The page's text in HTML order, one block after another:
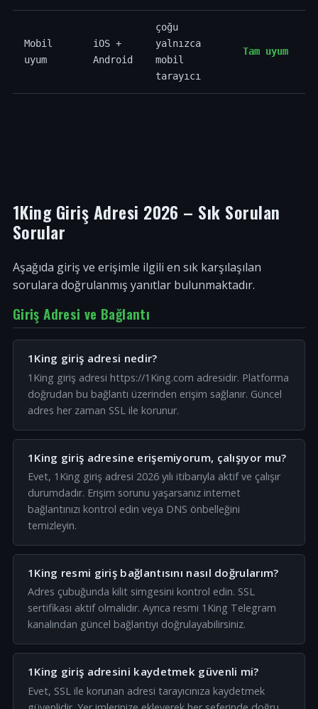
Mobil
uyum
iOS +
Android
çoğu
yalnızca
mobil
tarayıcı
Tam uyum
1King Giriş Adresi 2026 – Sık Sorulan
Sorular
Aşağıda giriş ve erişimle ilgili en sık karşılaşılan
sorulara doğrulanmış yanıtlar bulunmaktadır.
Giriş Adresi ve Bağlantı
1King giriş adresi nedir?
1King giriş adresi https://1King.com adresidir. Platforma
doğrudan bu bağlantı üzerinden erişim sağlanır. Güncel
adres her zaman SSL ile korunur.
1King giriş adresine erişemiyorum, çalışıyor mu?
Evet, 1King giriş adresi 2026 yılı itibarıyla aktif ve çalışır
durumdadır. Erişim sorunu yaşarsanız internet
bağlantınızı kontrol edin veya DNS önbelleğini
temizleyin.
1King resmi giriş bağlantısını nasıl doğrularım?
Adres çubuğunda kilit simgesini kontrol edin. SSL
sertifikası aktif olmalıdır. Ayrıca resmi 1King Telegram
kanalından güncel bağlantıyı doğrulayabilirsiniz.
1King giriş adresini kaydetmek güvenli mi?
Evet, SSL ile korunan adresi tarayıcınıza kaydetmek